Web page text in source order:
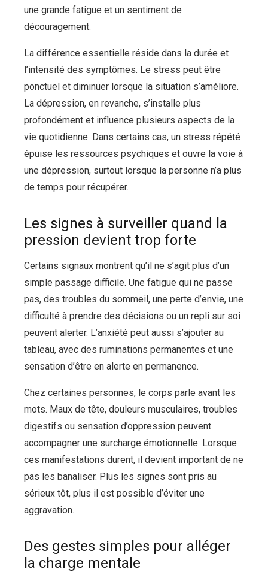
une grande fatigue et un sentiment de
découragement.
La différence essentielle réside dans la durée et
l’intensité des symptômes. Le stress peut être
ponctuel et diminuer lorsque la situation s’améliore.
La dépression, en revanche, s’installe plus
profondément et influence plusieurs aspects de la
vie quotidienne. Dans certains cas, un stress répété
épuise les ressources psychiques et ouvre la voie à
une dépression, surtout lorsque la personne n’a plus
de temps pour récupérer.
Les signes à surveiller quand la
pression devient trop forte
Certains signaux montrent qu’il ne s’agit plus d’un
simple passage difficile. Une fatigue qui ne passe
pas, des troubles du sommeil, une perte d’envie, une
difficulté à prendre des décisions ou un repli sur soi
peuvent alerter. L’anxiété peut aussi s’ajouter au
tableau, avec des ruminations permanentes et une
sensation d’être en alerte en permanence.
Chez certaines personnes, le corps parle avant les
mots. Maux de tête, douleurs musculaires, troubles
digestifs ou sensation d’oppression peuvent
accompagner une surcharge émotionnelle. Lorsque
ces manifestations durent, il devient important de ne
pas les banaliser. Plus les signes sont pris au
sérieux tôt, plus il est possible d’éviter une
aggravation.
Des gestes simples pour alléger
la charge mentale